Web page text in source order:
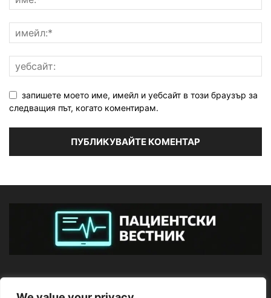
запишете моето име, имейл и уебсайт в този браузър за
следващия път, когато коментирам.